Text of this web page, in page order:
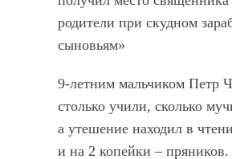
родители при скудном
сыновьям»
9-летним мальчиком Петр
столько учили, сколько
а утешение находил в
и на 2 копейки – пряников.